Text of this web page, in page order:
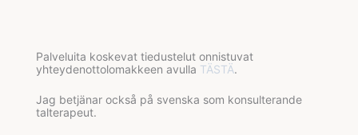
Palveluita koskevat tiedustelut onnistuvat
yhteydenottolomakkeen avulla TÄSTÄ.
Jag betjänar också på svenska som konsulterande
talterapeut.